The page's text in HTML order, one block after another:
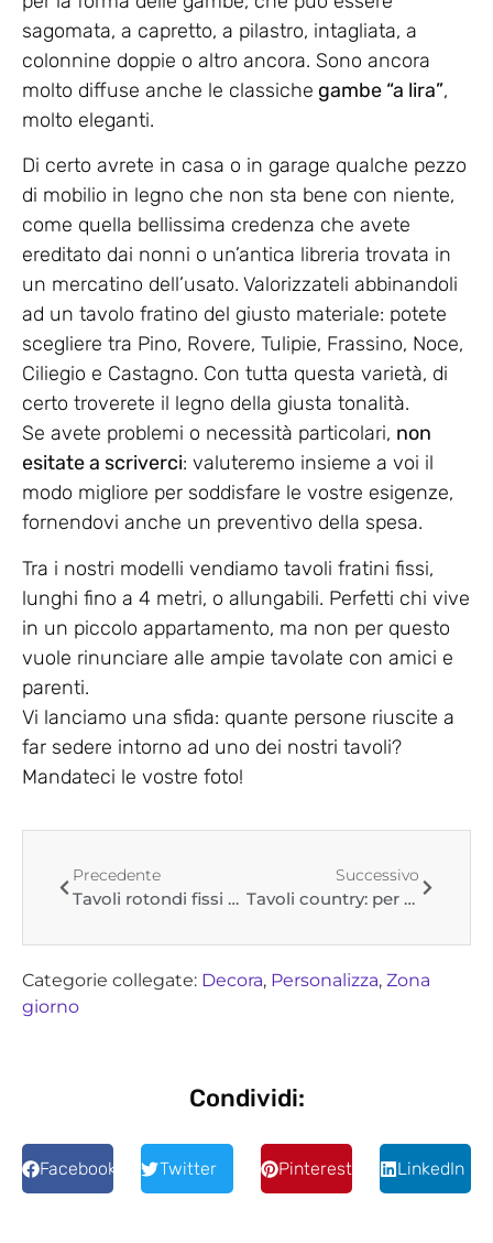
sagomata, a capretto, a pilastro, intagliata, a
colonnine doppie o altro ancora. Sono ancora
molto diffuse anche le classiche gambe “a lira”,
molto eleganti.
Di certo avrete in casa o in garage qualche pezzo
di mobilio in legno che non sta bene con niente,
come quella bellissima credenza che avete
ereditato dai nonni o un’antica libreria trovata in
un mercatino dell’usato. Valorizzateli abbinandoli
ad un tavolo fratino del giusto materiale: potete
scegliere tra Pino, Rovere, Tulipie, Frassino, Noce,
Ciliegio e Castagno. Con tutta questa varietà, di
certo troverete il legno della giusta tonalità.
Se avete problemi o necessità particolari, non
esitate a scriverci: valuteremo insieme a voi il
modo migliore per soddisfare le vostre esigenze,
fornendovi anche un preventivo della spesa.
Tra i nostri modelli vendiamo tavoli fratini fissi,
lunghi fino a 4 metri, o allungabili. Perfetti chi vive
in un piccolo appartamento, ma non per questo
vuole rinunciare alle ampie tavolate con amici e
parenti.
Vi lanciamo una sfida: quante persone riuscite a
far sedere intorno ad uno dei nostri tavoli?
Mandateci le vostre foto!
Precedente
Tavoli rotondi fissi con gamba centrale oppure con 4 gambe, quale scegliere?
Successivo
Tavoli country: per un ambiente rustico e informale
Categorie collegate: Decora, Personalizza, Zona
giorno
Condividi:
Facebook Twitter Pinterest LinkedIn